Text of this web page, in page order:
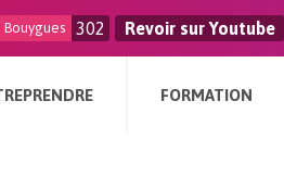
Bouygues 302 Revoir sur Youtube
FORMATION